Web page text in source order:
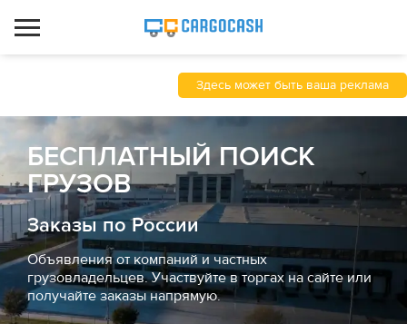
Здесь может быть ваша реклама
БЕСПЛАТНЫЙ ПОИСК
ГРУЗОВ
Заказы по России
Объявления от компаний и частных
грузовладельцев. Участвуйте в торгах на сайте или
получайте заказы напрямую.